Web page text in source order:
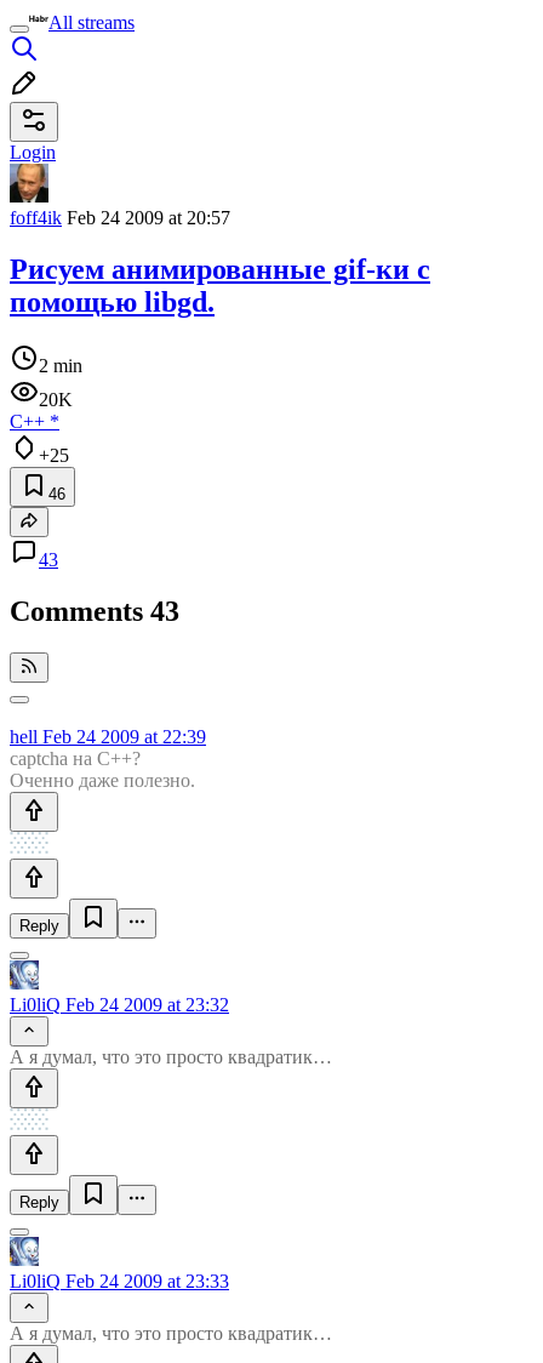
All streams
Login
foff4ik Feb 24 2009 at 20:57
Рисуем анимированные gif-ки с
помощью libgd.
2 min
20K
C++ *
+25
46
43
Comments 43
hell Feb 24 2009 at 22:39
captcha на С++?
Оченно даже полезно.
Reply
Li0liQ Feb 24 2009 at 23:32
А я думал, что это просто квадратик…
Reply
Li0liQ Feb 24 2009 at 23:33
А я думал, что это просто квадратик…